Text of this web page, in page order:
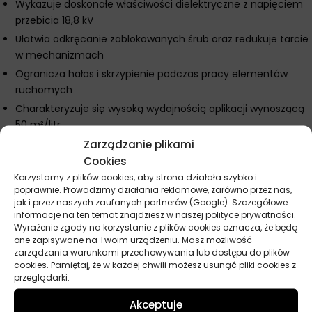
Zarządzanie plikami
Cookies
Korzystamy z plików cookies, aby strona działała szybko i
poprawnie. Prowadzimy działania reklamowe, zarówno przez nas,
jak i przez naszych zaufanych partnerów (Google). Szczegółowe
informacje na ten temat znajdziesz w naszej polityce prywatności.
Wyrażenie zgody na korzystanie z plików cookies oznacza, że będą
one zapisywane na Twoim urządzeniu. Masz możliwość
zarządzania warunkami przechowywania lub dostępu do plików
cookies. Pamiętaj, że w każdej chwili możesz usunąć pliki cookies z
przeglądarki.
Akceptuje
Wykazuje doskonałe właściwości dielektryczne z napięciem
przebicia 18,8 kV
Ułatwia odkręcanie zablokowanych śrub oraz redukuje tarcie
w mechanizmach
Ogranicza hałas i skrzypienie podczas pracy elementów
ruchomych
Charakteryzuje się wysoką wydajnością aplikacji wynoszącą
50 m²/litr
Parametry techniczne
Zakres temperatury pracy: -60°C do +80°C
Gęstość: 0,795 g/cm³
Lepkość kinematyczna w 20°C: 2,8 mm²/s
Lepkość kinematyczna w 40°C: 1,9 mm²/s
Temperatura zapłonu: 62°C
Temperatura płynięcia: -67°C
Napięcie przebicia: 18,8 kV
Obciążenie zespawania: 200 kG